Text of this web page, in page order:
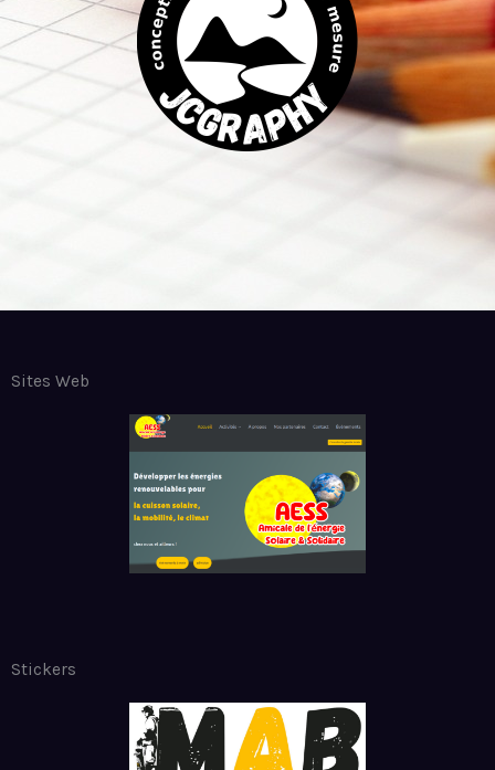
Sites Web
Stickers